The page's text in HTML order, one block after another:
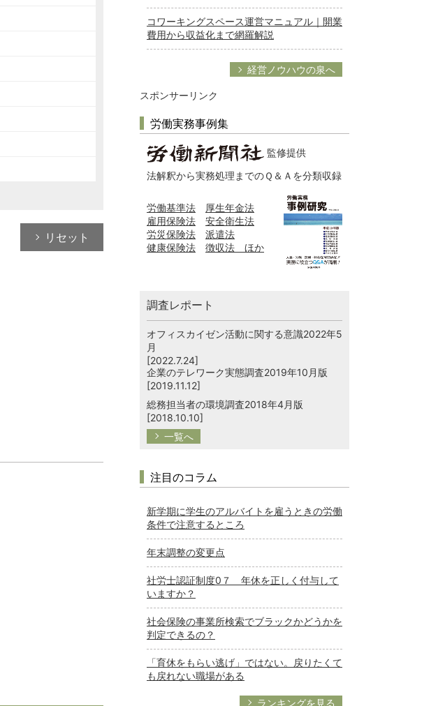
リセット
コワーキングスペース運営マニュアル｜開業
費用から収益化まで網羅解説
経営ノウハウの泉へ
スポンサーリンク
労働実務事例集
監修提供
法解釈から実務処理までのＱ＆Ａを分類収録
労働基準法
厚生年金法
雇用保険法
安全衛生法
労災保険法
派遣法
健康保険法
徴収法 ほか
調査レポート
オフィスカイゼン活動に関する意識2022年5
月
[2022.7.24]
企業のテレワーク実態調査2019年10月版
[2019.11.12]
総務担当者の環境調査2018年4月版
[2018.10.10]
一覧へ
注目のコラム
新学期に学生のアルバイトを雇うときの労働
条件で注意するところ
年末調整の変更点
社労士認証制度0７ 年休を正しく付与して
いますか？
社会保険の事業所検索でブラックかどうかを
判定できるの？
「育休をもらい逃げ」ではない。戻りたくて
も戻れない職場がある
ランキングを見る